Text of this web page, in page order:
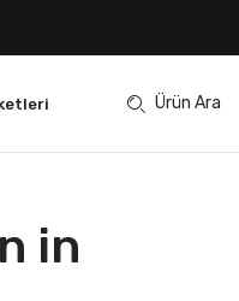
Ürün Ara
in